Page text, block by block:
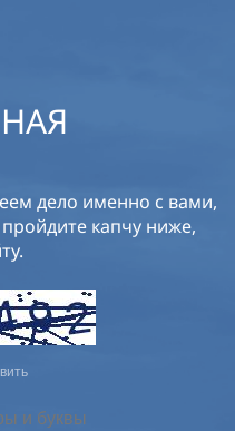
дело именно с вами,
капчу ниже,